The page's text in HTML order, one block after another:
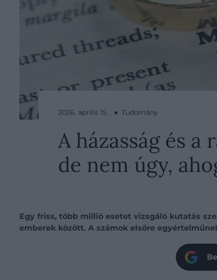
2026. április 15. ● Tudomány
A házasság és
de nem úgy,
Egy friss, több millió esetet vizsgáló kutatás
emberek között. A számok elsőre